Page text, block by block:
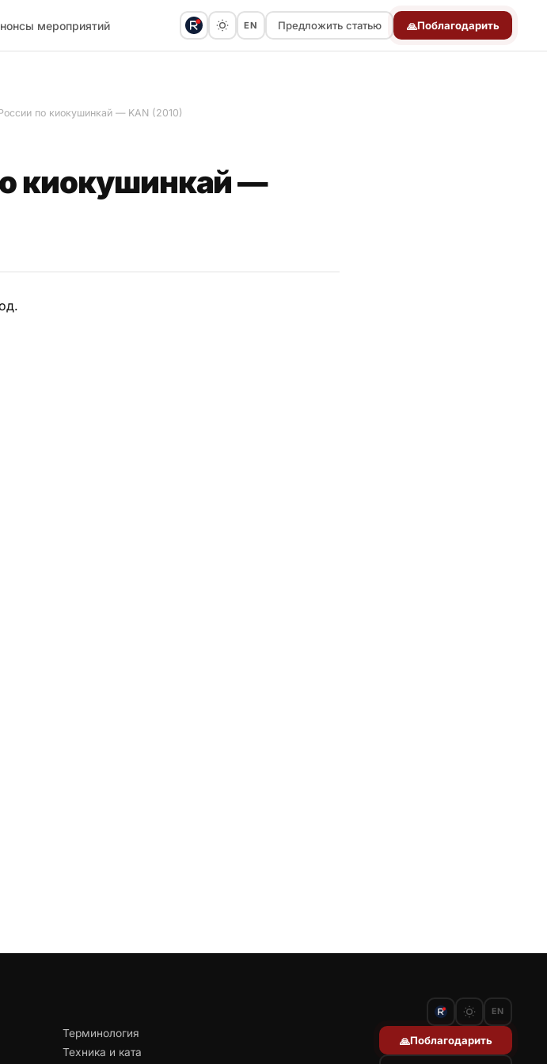
мероприятий EN Предложить статью 🙏Поблагодарить
по киокушинкай — KAN (2010)
киокушинкай —
Терминология
Техника и ката
EN
🙏Поблагодарить